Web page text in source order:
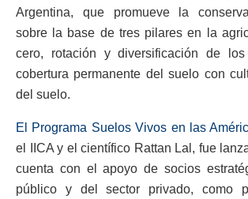
Argentina, que promueve la
sobre la base de tres pilares en la
cero, rotación y diversificación de
cobertura permanente del suelo con
del suelo.
El Programa Suelos Vivos en las
el IICA y el científico Rattan Lal, fue
cuenta con el apoyo de socios
público y del sector privado, como